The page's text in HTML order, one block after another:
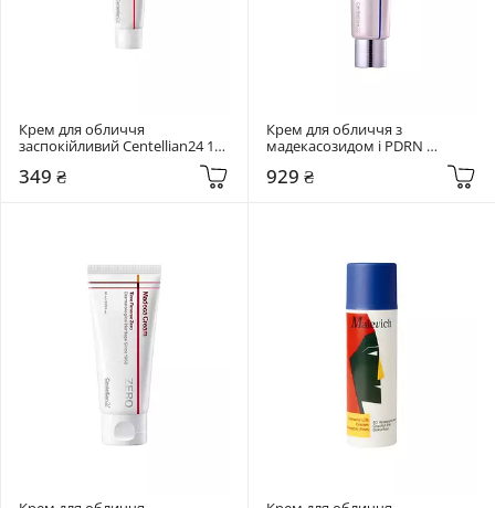
Крем для обличчя
заспокійливий Centellian24 15
мл Madeca Cream Time Reverse
349 ₴
Крем для обличчя з
мадекасозидом і PDRN
Madeca Cream Active Renew
929 ₴